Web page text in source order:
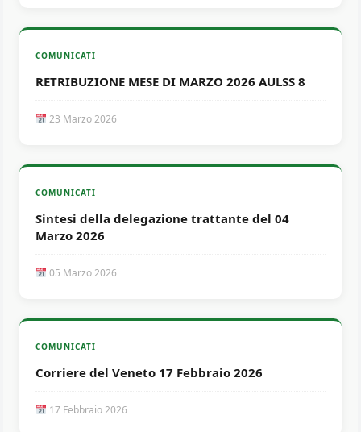
COMUNICATI
RETRIBUZIONE MESE DI MARZO 2026 AULSS 8
23 Marzo 2026
COMUNICATI
Sintesi della delegazione trattante del 04
Marzo 2026
05 Marzo 2026
COMUNICATI
Corriere del Veneto 17 Febbraio 2026
17 Febbraio 2026